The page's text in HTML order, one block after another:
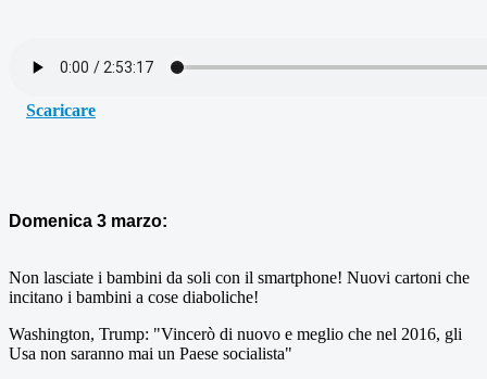
Scaricare
Domenica 3 marzo:
Non lasciate i bambini da soli con il smartphone! Nuovi cartoni che
incitano i bambini a cose diaboliche!
Washington, Trump: "Vincerò di nuovo e meglio che nel 2016, gli
Usa non saranno mai un Paese socialista"